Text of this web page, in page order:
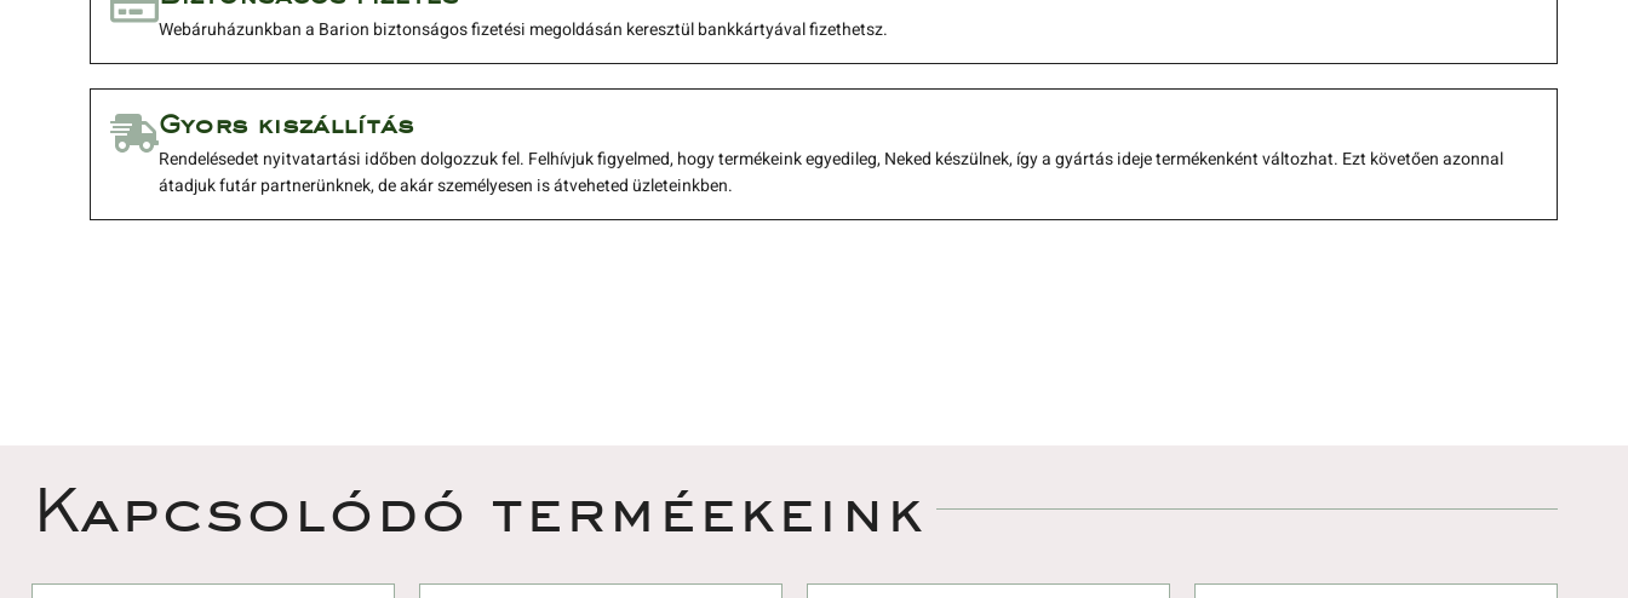
Webáruházunkban a Barion biztonságos fizetési megoldásán keresztül bankkártyával fizethetsz.
Gyors kiszállítás
Rendelésedet nyitvatartási időben dolgozzuk fel. Felhívjuk figyelmed, hogy termékeink egyedileg, Neked készülnek, így a gyártás ideje termékenként változhat. Ezt követően azonnal
átadjuk futár partnerünknek, de akár személyesen is átveheted üzleteinkben.
Kapcsolódó terméekeink